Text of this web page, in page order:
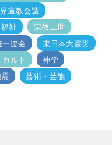
宣教会議
祉
宗教二世
一協会
東日本大震災
ルト
神学
芸術・芸能